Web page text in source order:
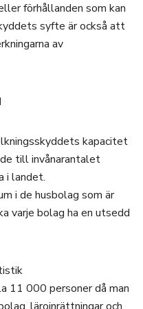
förhållanden som kan
syfte är också att
av
kapacitet
till invånarantalet
i landet.
i de husbolag som är
varje bolag ha en utsedd
11 000 personer då man